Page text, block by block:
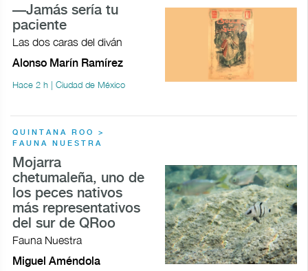
—Jamás sería tu
paciente
Las dos caras del diván
Alonso Marín Ramírez
Hace 2 h | Ciudad de México
QUINTANA ROO >
FAUNA NUESTRA
Mojarra
chetumaleña, uno de
los peces nativos
más representativos
del sur de QRoo
Fauna Nuestra
Miguel Améndola